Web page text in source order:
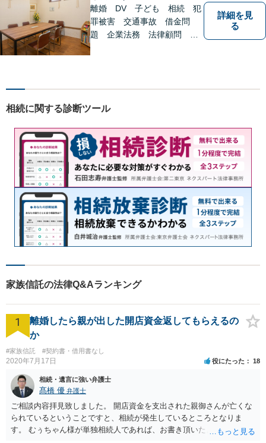
離婚 DV 子ども 相続 犯
罪被害 交通事故 借金問
題 企業法務 法律顧問
詳細を見
る
相続に関する診断ツール
家族信託の法律Q&Aランキング
1
離婚したら親が出した開店資金返してもらえるの
か
#家族信託 #契約書・借用書なし
2020年7月17日 役にたった 18
相続・遺言に強い弁護士
髙橋 優 弁護士
ご相談内容拝見致しました。 開店資金を支出された親御さんが亡くな
られているということですと、相続が発生しているところとなりま
す。 むぅちゃん様が単独相続人であれば、お書き頂いたような方法で